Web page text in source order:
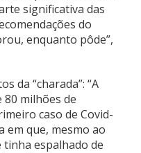
significativa das
do
enquanto pôde”,
da “charada”: “A
80 milhões de
caso de Covid-
em que, mesmo ao
tinha espalhado de